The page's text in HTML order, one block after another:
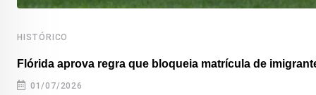
HISTÓRICO
Flórida aprova regra que bloqueia matrícula de
01/07/2026